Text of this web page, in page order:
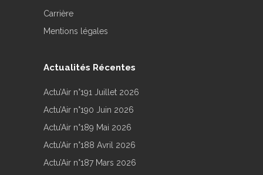
Carrière
Mentions légales
Actualités Récentes
Actu’Air n°191 Juillet 2026
Actu’Air n°190 Juin 2026
Actu’Air n°189 Mai 2026
Actu’Air n°188 Avril 2026
Actu’Air n°187 Mars 2026